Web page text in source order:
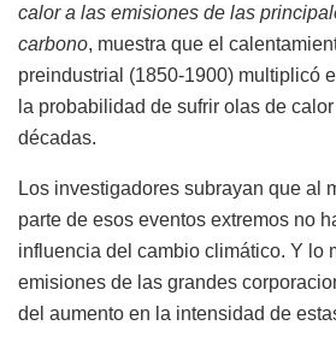
calor a las emisiones de las
carbono, muestra que el
preindustrial (1850-1900) multiplicó
la probabilidad de sufrir olas de
décadas.
Los investigadores subrayan que al
parte de esos eventos extremos no
influencia del cambio climático. Y lo
emisiones de las grandes
del aumento en la intensidad de